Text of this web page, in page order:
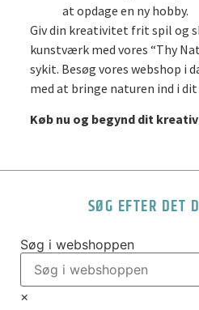
at opdage en ny hobby.
Giv din kreativitet frit spil og
kunstværk med vores “Thy
sykit. Besøg vores webshop i
med at bringe naturen ind i
Køb nu og begynd dit
SØG EFTER DET
Søg i webshoppen
×